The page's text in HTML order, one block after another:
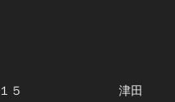
−１３−１５ 津田